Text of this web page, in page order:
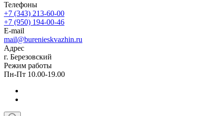
Телефоны
+7 (343) 213-60-00
+7 (950) 194-00-46
E-mail
mail@burenieskvazhin.ru
Адрес
г. Березовский
Режим работы
Пн-Пт 10.00-19.00